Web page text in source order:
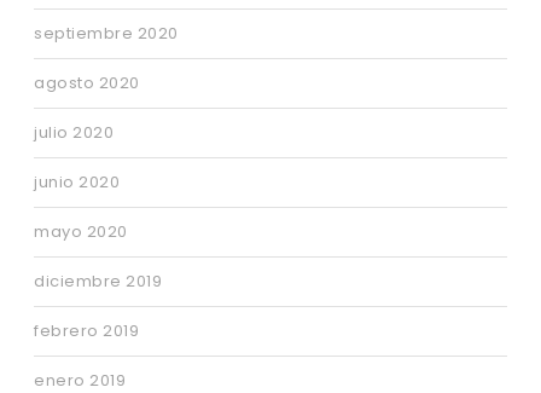
septiembre 2020
agosto 2020
julio 2020
junio 2020
mayo 2020
diciembre 2019
febrero 2019
enero 2019